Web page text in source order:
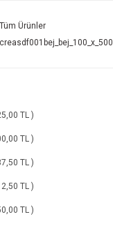
Tüm Ürünler
creasdf001bej_bej_100_x_500
TL )
TL )
TL )
TL )
TL )